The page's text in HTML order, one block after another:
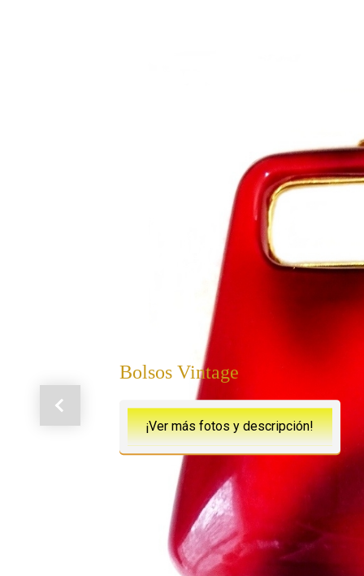
Bolsos Vintage
¡Ver más fotos y descripción!
Anterior